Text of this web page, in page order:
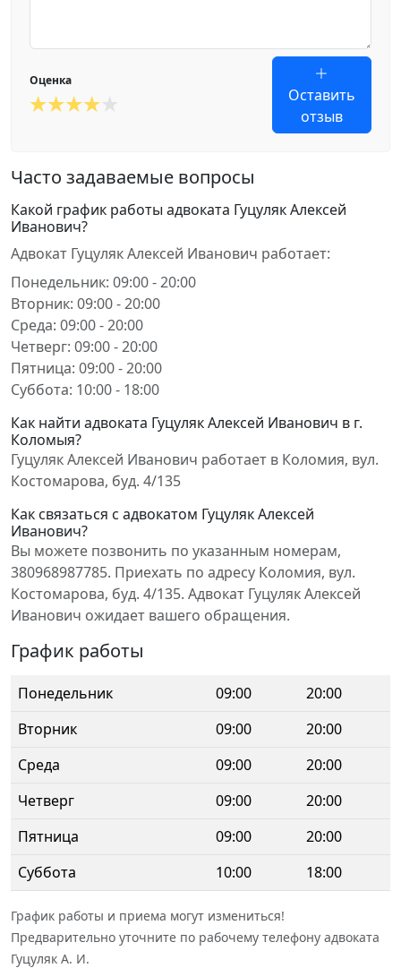
Оценка
Оставить
отзыв
Часто задаваемые вопросы
Какой график работы адвоката Гуцуляк Алексей
Иванович?
Адвокат Гуцуляк Алексей Иванович работает:
Понедельник: 09:00 - 20:00
Вторник: 09:00 - 20:00
Среда: 09:00 - 20:00
Четверг: 09:00 - 20:00
Пятница: 09:00 - 20:00
Суббота: 10:00 - 18:00
Как найти адвоката Гуцуляк Алексей Иванович в г.
Коломыя?
Гуцуляк Алексей Иванович работает в Коломия, вул.
Костомарова, буд. 4/135
Как связаться с адвокатом Гуцуляк Алексей
Иванович?
Вы можете позвонить по указанным номерам,
380968987785. Приехать по адресу Коломия, вул.
Костомарова, буд. 4/135. Адвокат Гуцуляк Алексей
Иванович ожидает вашего обращения.
График работы
Понедельник 09:00
20:00
Вторник
09:00
20:00
Среда
09:00
20:00
Четверг
09:00
20:00
Пятница
09:00
20:00
Суббота
10:00 18:00
График работы и приема могут измениться!
Предварительно уточните по рабочему телефону адвоката
Гуцуляк А. И.